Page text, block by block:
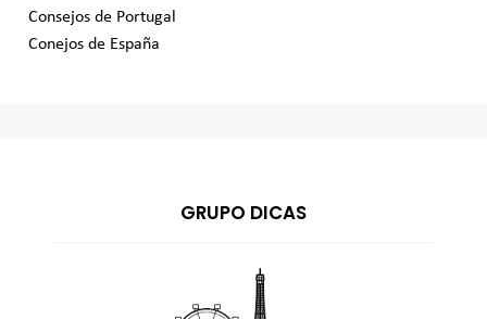
Consejos de Portugal
Conejos de España
GRUPO DICAS